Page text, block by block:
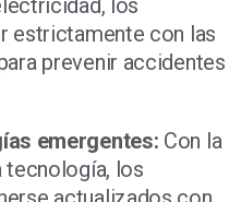
estrictamente con las
prevenir accidentes
emergentes: Con la
tecnología, los